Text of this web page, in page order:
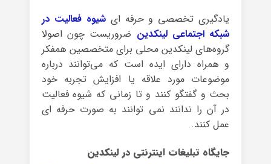
یادگیری تخصصی و حرفه ایشیوه فعالیت در
شبکه اجتماعی لینکدین ضروریست چون اصولا
گروه‌های لینکدین محلی برای متخصصین همفکر
و همراه دارای ایده است که می‌توانند درباره
موضوعات مورد علاقه یا افزایش تجربه خود
بحث و گفتگو کنند و تا زمانی که شیوه فعالیت
در آن را ندانند نمی توانند به صورت حرفه ای
عمل کنند.
جایگاه تبلیغات اینترنتی در لینکدین